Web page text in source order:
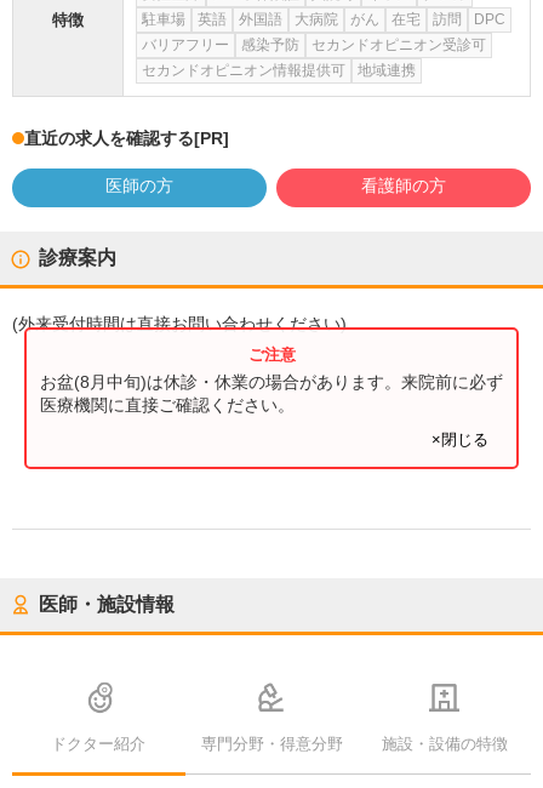
特徴
駐車場
英語 外国語 大病院 がん 在宅 訪問
DPC
バリアフリー
感染予防
セカンドオピニオン受診可
セカンドオピニオン情報提供可
地域連携
直近の求人を確認する[PR]
医師の方 看護師の方
診療案内
(外来受付時間は直接お問い合わせください)
お盆(8月中旬)は休診・休業の場合があります。来院前に必ず
医療機関に直接ご確認ください。
×閉じる
医師・施設情報
ドクター紹介 専門分野・得意分野 施設・設備の特徴